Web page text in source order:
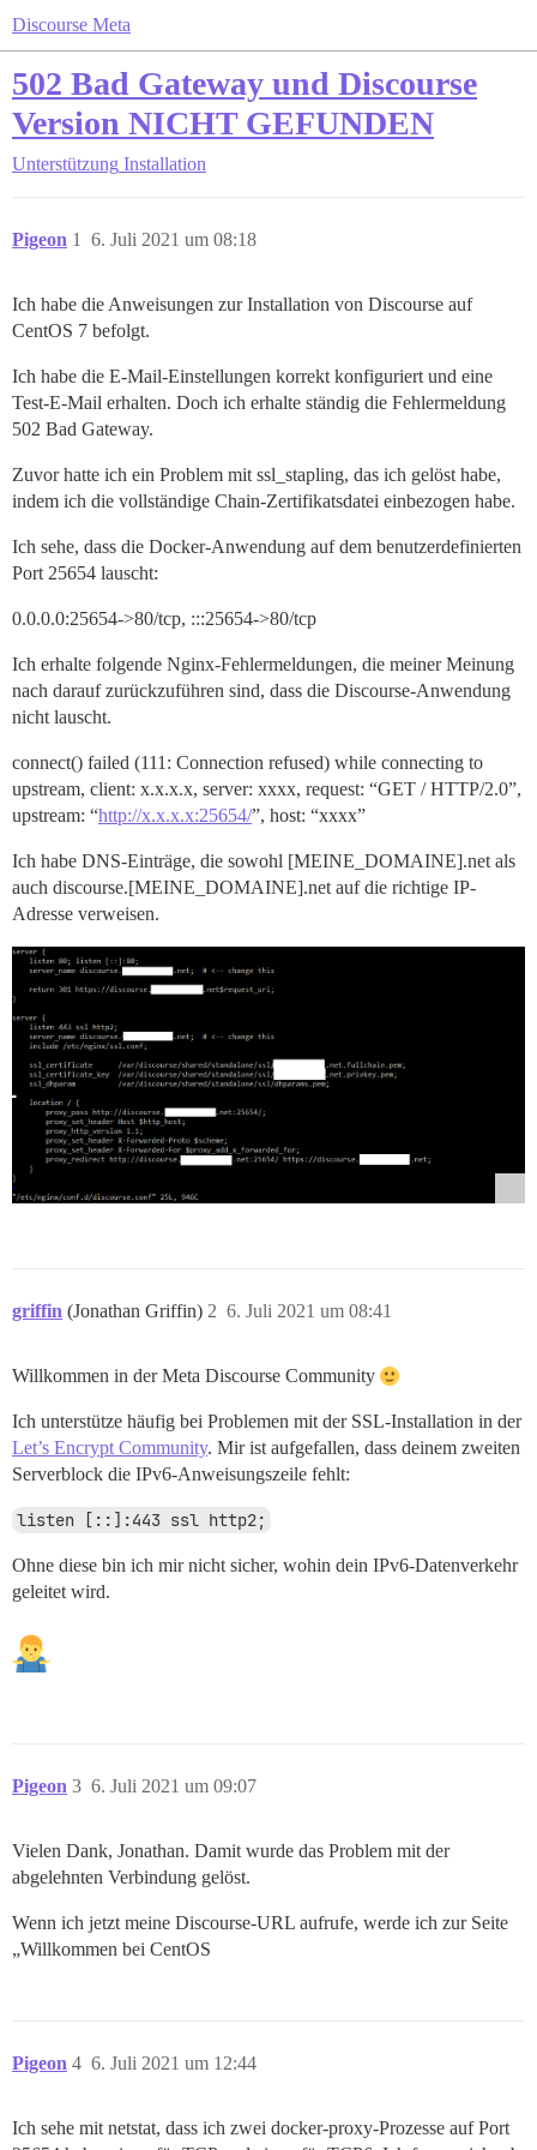
Discourse Meta
502 Bad Gateway und Discourse
Version NICHT GEFUNDEN
Unterstützung Installation
Pigeon 6. Juli 2021 um 08:18
1
Ich habe die Anweisungen zur Installation von Discourse auf
CentOS 7 befolgt.
Ich habe die E-Mail-Einstellungen korrekt konfiguriert und eine
Test-E-Mail erhalten. Doch ich erhalte ständig die Fehlermeldung
502 Bad Gateway.
Zuvor hatte ich ein Problem mit ssl_stapling, das ich gelöst habe,
indem ich die vollständige Chain-Zertifikatsdatei einbezogen habe.
Ich sehe, dass die Docker-Anwendung auf dem benutzerdefinierten
Port 25654 lauscht:
0.0.0.0:25654->80/tcp, :::25654->80/tcp
Ich erhalte folgende Nginx-Fehlermeldungen, die meiner Meinung
nach darauf zurückzuführen sind, dass die Discourse-Anwendung
nicht lauscht.
connect() failed (111: Connection refused) while connecting to
upstream, client: x.x.x.x, server: xxxx, request: “GET / HTTP/2.0”,
upstream: “http://x.x.x.x:25654/”, host: “xxxx”
Ich habe DNS-Einträge, die sowohl [MEINE_DOMAINE].net als
auch discourse.[MEINE_DOMAINE].net auf die richtige IP-
Adresse verweisen.
griffin (Jonathan Griffin) 6. Juli 2021 um 08:41
2
Willkommen in der Meta Discourse Community
Ich unterstütze häufig bei Problemen mit der SSL-Installation in der
Let’s Encrypt Community. Mir ist aufgefallen, dass deinem zweiten
Serverblock die IPv6-Anweisungszeile fehlt:
listen [::]:443 ssl http2;
Ohne diese bin ich mir nicht sicher, wohin dein IPv6-Datenverkehr
geleitet wird.
Pigeon 6. Juli 2021 um 09:07
3
Vielen Dank, Jonathan. Damit wurde das Problem mit der
abgelehnten Verbindung gelöst.
Wenn ich jetzt meine Discourse-URL aufrufe, werde ich zur Seite
„Willkommen bei CentOS
Pigeon 6. Juli 2021 um 12:44
4
Ich sehe mit netstat, dass ich zwei docker-proxy-Prozesse auf Port